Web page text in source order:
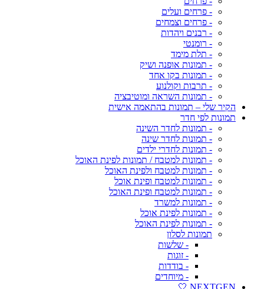
- פרחים ועלים
- פרחים וצמחים
- רבנים ויהדות
- רומנטי
- תלת מימד
- תמונות אופנה ושיק
- תמונות בקו אחד
- תרבות וקולנוע
- תמונות השראה ומוטיבציה
הקיר שלי – תמונות בהתאמה אישית
תמונות לפי חדר
- תמונות לחדר השינה
- תמונות לחדר שינה
- תמונות לחדרי ילדים
- תמונות למטבח / תמונות לפינת האוכל
- תמונות למטבח ולפינת האוכל
- תמונות למטבח ופינת אוכל
- תמונות למטבח ופינת האוכל
- תמונות למשרד
- תמונות לפינת אוכל
- תמונות לפינת האוכל
תמונות לסלון
- שלשות
- זוגות
- בודדות
- מיוחדים
NEXTGEN 🤍